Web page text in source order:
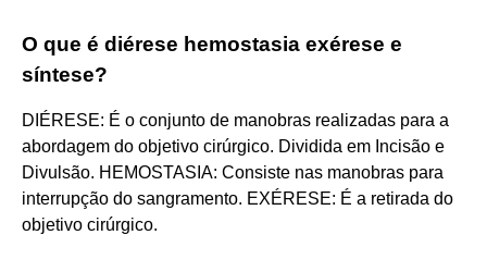
O que é diérese hemostasia exérese e
síntese?
DIÉRESE: É o conjunto de manobras realizadas para a
abordagem do objetivo cirúrgico. Dividida em Incisão e
Divulsão. HEMOSTASIA: Consiste nas manobras para
interrupção do sangramento. EXÉRESE: É a retirada do
objetivo cirúrgico.